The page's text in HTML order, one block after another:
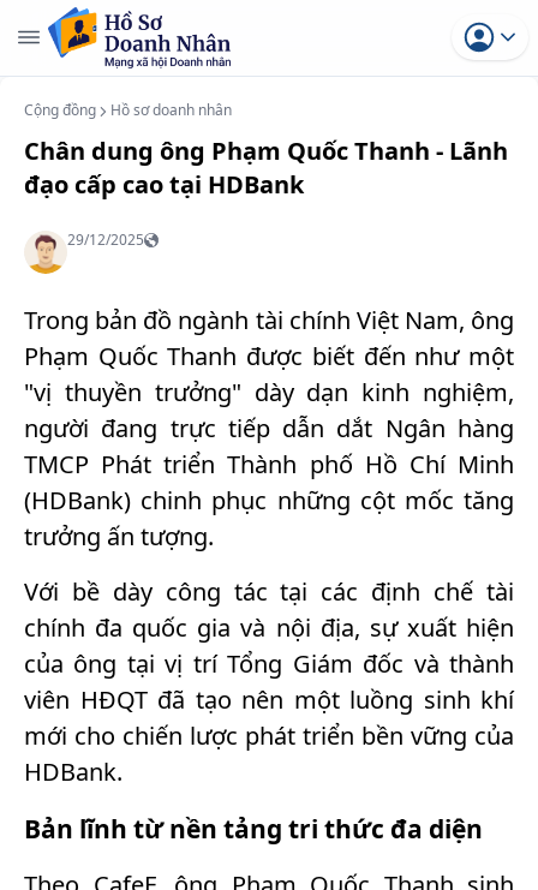
Cộng đồng Hồ sơ doanh nhân
Chân dung ông Phạm Quốc Thanh - Lãnh
đạo cấp cao tại HDBank
29/12/2025
Trong bản đồ ngành tài chính Việt Nam, ông
Phạm Quốc Thanh được biết đến như một
"vị thuyền trưởng" dày dạn kinh nghiệm,
người đang trực tiếp dẫn dắt Ngân hàng
TMCP Phát triển Thành phố Hồ Chí Minh
(HDBank) chinh phục những cột mốc tăng
trưởng ấn tượng.
Với bề dày công tác tại các định chế tài
chính đa quốc gia và nội địa, sự xuất hiện
của ông tại vị trí Tổng Giám đốc và thành
viên HĐQT đã tạo nên một luồng sinh khí
mới cho chiến lược phát triển bền vững của
HDBank.
Bản lĩnh từ nền tảng tri thức đa diện